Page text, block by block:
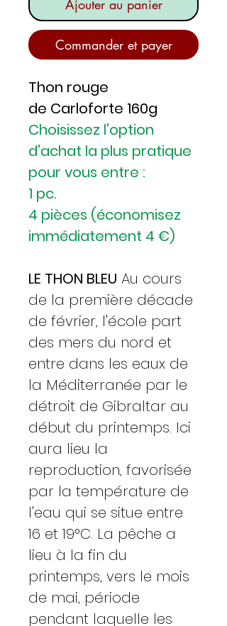
Ajouter au panier
Commander et payer
Thon rouge
de Carloforte 160g
Choisissez l'option
d'achat la plus pratique
pour vous entre :
1 pc.
4 pièces (économisez
immédiatement 4 €)
LE THON BLEU Au cours
de la première décade
de février, l'école part
des mers du nord et
entre dans les eaux de
la Méditerranée par le
détroit de Gibraltar au
début du printemps. Ici
aura lieu la
reproduction, favorisée
par la température de
l'eau qui se situe entre
16 et 19°C. La pêche a
lieu à la fin du
printemps, vers le mois
de mai, période
pendant laquelle les